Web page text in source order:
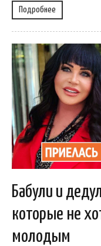
Подробнее
Бабули и
которые не
молодым